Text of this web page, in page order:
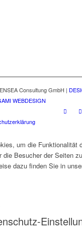
Consultung GmbH |
WEBDESIGN
um die Funktionalität
die Besucher der Seiten zu
dazu finden Sie in